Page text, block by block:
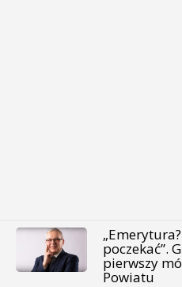
poczekać”.
pierwszy
Powiatu